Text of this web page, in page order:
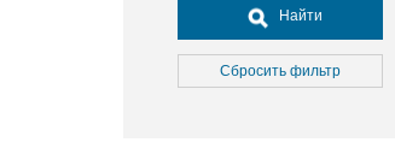
Досуг, туризм и отдых
Культура
Медицина
Найти
Сбросить фильтр